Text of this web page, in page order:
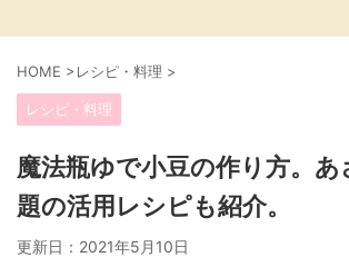
HOME >レシピ・料理 >
レシピ・料理
魔法瓶ゆで小豆の作り方。
題の活用レシピも紹介。
更新日： 2021年5月10日